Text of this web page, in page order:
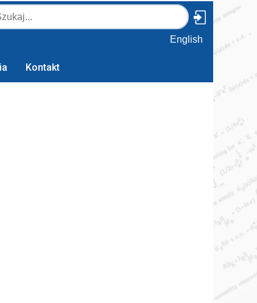
English
Kontakt